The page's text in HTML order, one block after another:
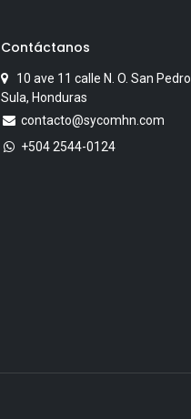
Contáctanos
10 ave 11 calle N. O. San Pedro
Sula, Honduras
contacto@sycomhn.com
+504 2544-0124